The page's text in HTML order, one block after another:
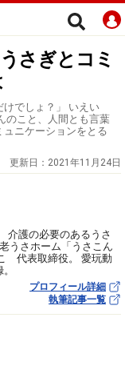
さぎとコミ
けでしょ？」 いえい
のこと、人間とも言葉
ニケーションをとる
更新日： 2021年11月24日
介護の必要のあるうさ
うさホーム「うさこん
代表取締役。 愛玩動
プロフィール詳細
執筆記事一覧